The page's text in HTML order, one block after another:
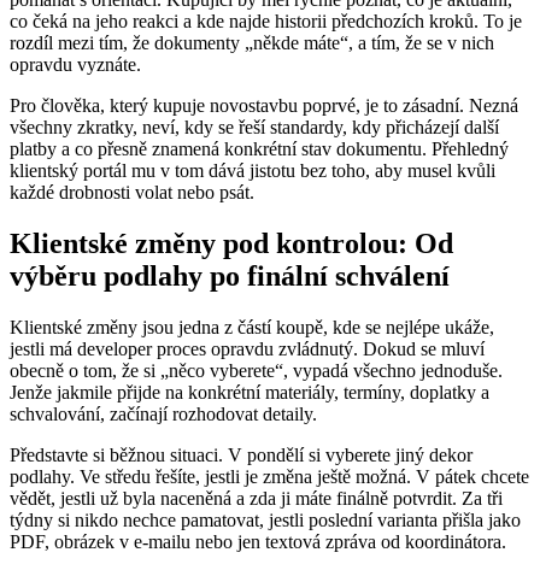
co čeká na jeho reakci a kde najde historii předchozích kroků. To je
rozdíl mezi tím, že dokumenty „někde máte“, a tím, že se v nich
opravdu vyznáte.
Pro člověka, který kupuje novostavbu poprvé, je to zásadní. Nezná
všechny zkratky, neví, kdy se řeší standardy, kdy přicházejí další
platby a co přesně znamená konkrétní stav dokumentu. Přehledný
klientský portál mu v tom dává jistotu bez toho, aby musel kvůli
každé drobnosti volat nebo psát.
Klientské změny pod kontrolou: Od
výběru podlahy po finální schválení
Klientské změny jsou jedna z částí koupě, kde se nejlépe ukáže,
jestli má developer proces opravdu zvládnutý. Dokud se mluví
obecně o tom, že si „něco vyberete“, vypadá všechno jednoduše.
Jenže jakmile přijde na konkrétní materiály, termíny, doplatky a
schvalování, začínají rozhodovat detaily.
Představte si běžnou situaci. V pondělí si vyberete jiný dekor
podlahy. Ve středu řešíte, jestli je změna ještě možná. V pátek chcete
vědět, jestli už byla naceněná a zda ji máte finálně potvrdit. Za tři
týdny si nikdo nechce pamatovat, jestli poslední varianta přišla jako
PDF, obrázek v e-mailu nebo jen textová zpráva od koordinátora.